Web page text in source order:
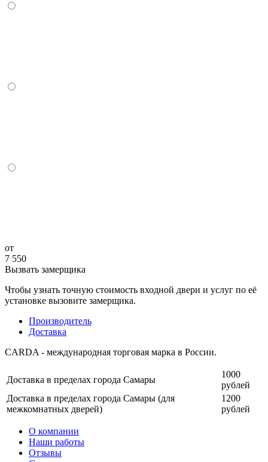
от
7 550
Вызвать замерщика
Чтобы узнать точную стоимость входной двери и услуг по её
установке вызовите замерщика.
Производитель
Доставка
CARDA - международная торговая марка в России.
Доставка в пределах города Самары
1000
рублей
Доставка в пределах города Самары (для
межкомнатных дверей)
1200
рублей
О компании
Наши работы
Отзывы